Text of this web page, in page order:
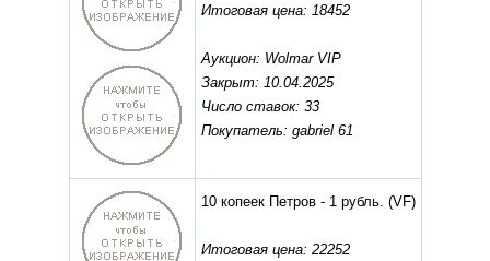
Итоговая цена: 18452
Аукцион: Wolmar VIP
Закрыт: 10.04.2025
Число ставок: 33
Покупатель: gabriel 61
10 копеек Петров - 1 рубль. (VF)
Итоговая цена: 22252